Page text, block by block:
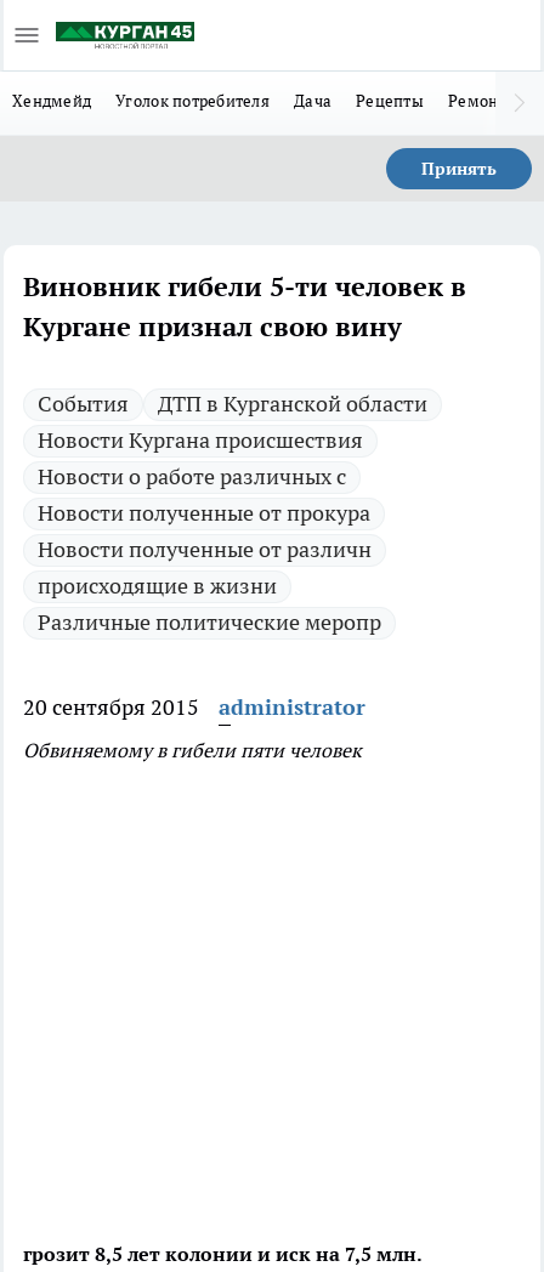
Хендмейд Уголок потребителя Дача Рецепты Ремонт
Принять
Виновник гибели 5-ти человек в
Кургане признал свою вину
Cобытия
ДТП в Курганской области
Новости Кургана происшествия
Новости о работе различных с
Новости полученные от прокура
Новости полученные от различн
происходящие в жизни
Различные политические меропр
20 сентября 2015 administrator
Обвиняемому в гибели пяти человек
грозит 8,5 лет колонии и иск на 7,5 млн.